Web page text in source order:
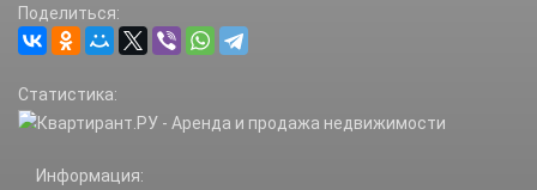
Поделиться:
Статистика:
Информация: